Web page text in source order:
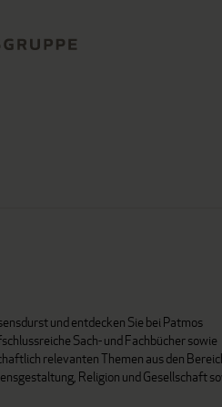
und entdecken Sie bei Patmos
Sach- und Fachbücher sowie
relevanten Themen aus den
Religion und Gesellschaft